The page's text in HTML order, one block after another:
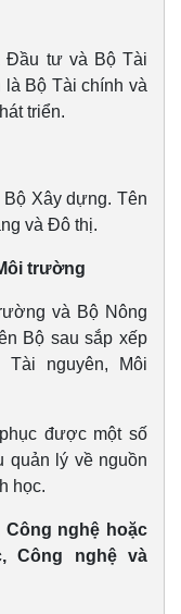
- Quốc phòng
Đầu tư và Bộ Tài
Bộ Tài chính và
triển.
Xây dựng. Tên
và Đô thị.
trường
và Bộ Nông
Bộ sau sắp xếp
nguyên, Môi
được một số
quản lý về nguồn
học.
Công nghệ hoặc
Công nghệ và